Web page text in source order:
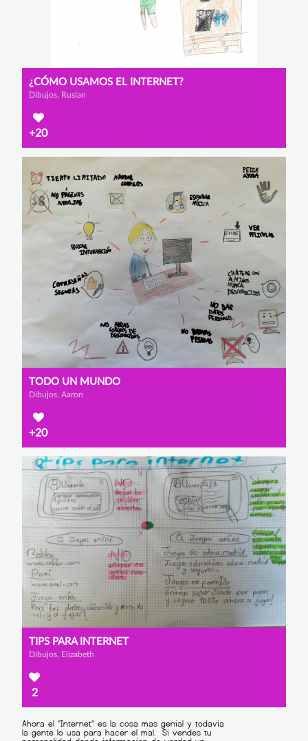
¿CÓMO USAMOS EL INTERNET?
Dibujos, Ruslan
+20
TODO UN MUNDO
Dibujos, Aaron
+20
TIPS PARA INTERNET
Dibujos, Elizabeth
2